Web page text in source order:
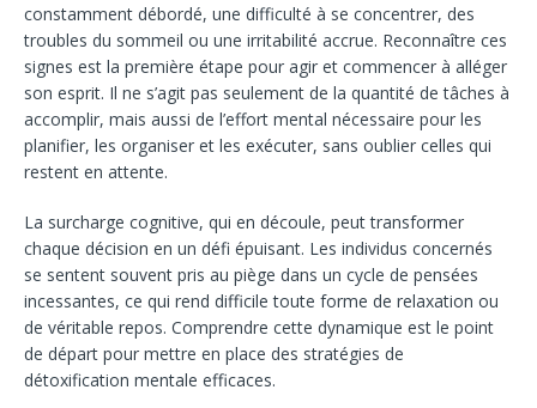
constamment débordé, une difficulté à se concentrer, des
troubles du sommeil ou une irritabilité accrue. Reconnaître ces
signes est la première étape pour agir et commencer à alléger
son esprit. Il ne s’agit pas seulement de la quantité de tâches à
accomplir, mais aussi de l’effort mental nécessaire pour les
planifier, les organiser et les exécuter, sans oublier celles qui
restent en attente.
La surcharge cognitive, qui en découle, peut transformer
chaque décision en un défi épuisant. Les individus concernés
se sentent souvent pris au piège dans un cycle de pensées
incessantes, ce qui rend difficile toute forme de relaxation ou
de véritable repos. Comprendre cette dynamique est le point
de départ pour mettre en place des stratégies de
détoxification mentale efficaces.